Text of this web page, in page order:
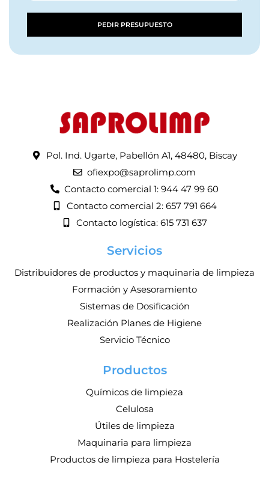
PEDIR PRESUPUESTO
Pol. Ind. Ugarte, Pabellón A1, 48480, Biscay
ofiexpo@saprolimp.com
Contacto comercial 1: 944 47 99 60
Contacto comercial 2: 657 791 664
Contacto logística: 615 731 637
Servicios
Distribuidores de productos y maquinaria de limpieza
Formación y Asesoramiento
Sistemas de Dosificación
Realización Planes de Higiene
Servicio Técnico
Productos
Químicos de limpieza
Celulosa
Útiles de limpieza
Maquinaria para limpieza
Productos de limpieza para Hostelería